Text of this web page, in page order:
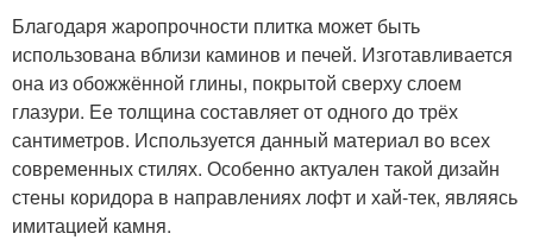
Благодаря жаропрочности плитка может быть
использована вблизи каминов и печей. Изготавливается
она из обожжённой глины, покрытой сверху слоем
глазури. Ее толщина составляет от одного до трёх
сантиметров. Используется данный материал во всех
современных стилях. Особенно актуален такой дизайн
стены коридора в направлениях лофт и хай-тек, являясь
имитацией камня.